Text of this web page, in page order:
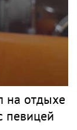
на отдыхе
певицей